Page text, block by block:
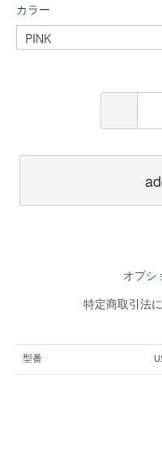
カラー
オプシ
特定商取引法
型番